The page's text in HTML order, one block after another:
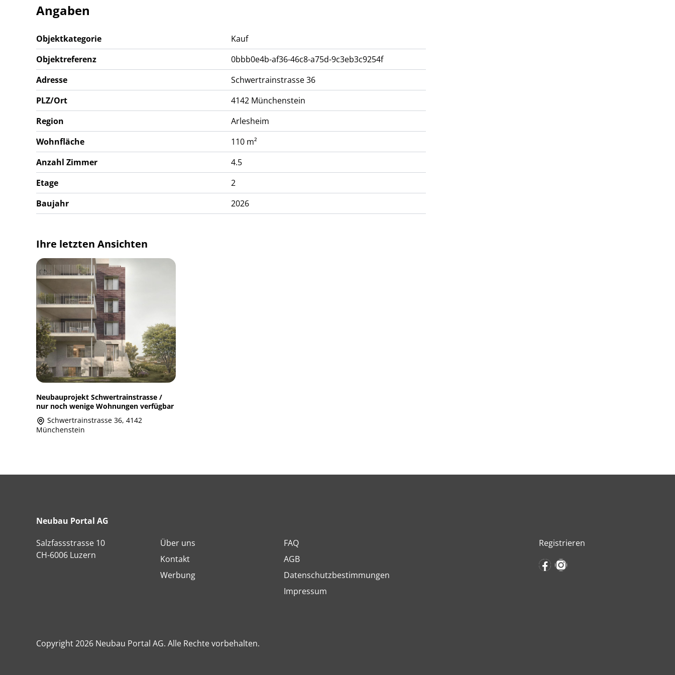
Gerne stellen wir Ihnen die detaillierte Verkaufsbroschüre zu diesem Projekt zu und freuen uns, Ihnen
das Projekt vor Ort persönlich zu zeigen.
Angaben
Objektkategorie
Kauf
Objektreferenz
0bbb0e4b-af36-46c8-a75d-9c3eb3c9254f
Adresse
Schwertrainstrasse 36
PLZ/Ort
4142 Münchenstein
Region
Arlesheim
Wohnfläche
110 m²
Anzahl Zimmer
4.5
Etage
2
Baujahr
2026
Ihre letzten Ansichten
Neubauprojekt Schwertrainstrasse /
nur noch wenige Wohnungen verfügbar
Schwertrainstrasse 36, 4142
Münchenstein
Neubau Portal AG
Salzfassstrasse 10
CH-6006 Luzern
Über uns
Kontakt
Werbung
FAQ
AGB
Datenschutzbestimmungen
Impressum
Registrieren
Copyright 2026 Neubau Portal AG. Alle Rechte vorbehalten.